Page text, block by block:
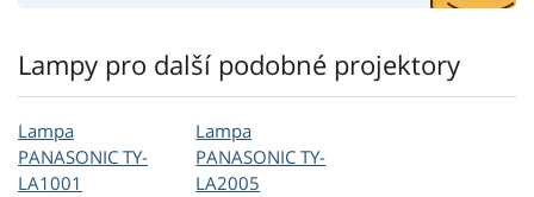
Lampy pro další podobné projektory
Lampa
PANASONIC TY-
LA1001
Lampa
PANASONIC TY-
LA2005